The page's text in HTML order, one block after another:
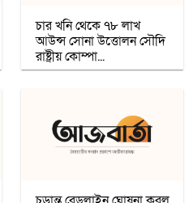
নির্বাচনে বিরোধী প্রার্থী ববি ওয়াইনকে
তুলে নেওয়ার অভিযোগ
দুর্ঘটনায় সপ্তম শ্রেণির ছাত্র নিহত,
বদলে মাছ লুট
চার খনি থেকে ৭৮ লাখ
আউন্স সোনা উত্তোলন সৌদি
রাষ্ট্রীয় কোম্পা...